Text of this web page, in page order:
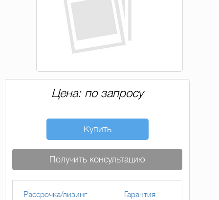
Цена: по запросу
Купить
Получить консультацию
Рассрочка/лизинг Гарантия